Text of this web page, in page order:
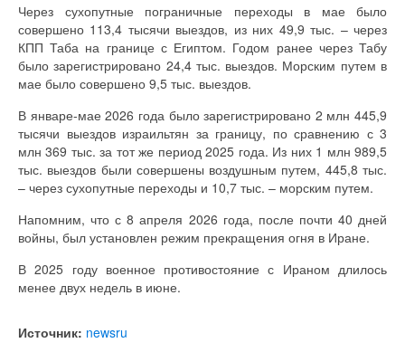
Через сухопутные пограничные переходы в мае было
совершено 113,4 тысячи выездов, из них 49,9 тыс. – через
КПП Таба на границе с Египтом. Годом ранее через Табу
было зарегистрировано 24,4 тыс. выездов. Морским путем в
мае было совершено 9,5 тыс. выездов.
В январе-мае 2026 года было зарегистрировано 2 млн 445,9
тысячи выездов израильтян за границу, по сравнению с 3
млн 369 тыс. за тот же период 2025 года. Из них 1 млн 989,5
тыс. выездов были совершены воздушным путем, 445,8 тыс.
– через сухопутные переходы и 10,7 тыс. – морским путем.
Напомним, что с 8 апреля 2026 года, после почти 40 дней
войны, был установлен режим прекращения огня в Иране.
В 2025 году военное противостояние с Ираном длилось
менее двух недель в июне.
Источник: newsru